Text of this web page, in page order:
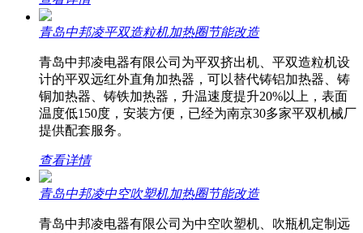
青岛中邦凌平双造粒机加热圈节能改造
青岛中邦凌电器有限公司为平双挤出机、平双造粒机设
计的平双远红外直角加热器，可以替代铸铝加热器、铸
铜加热器、铸铁加热器，升温速度提升20%以上，表面
温度低150度，安装方便，已经为南京30多家平双机械厂
提供配套服务。
查看详情
青岛中邦凌中空吹塑机加热圈节能改造
青岛中邦凌电器有限公司为中空吹塑机、吹瓶机定制远